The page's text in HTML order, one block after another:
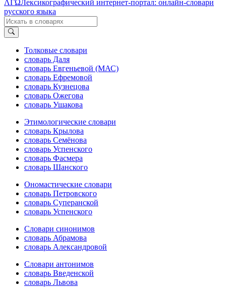
ΛΓΩЛексикографический интернет-портал: онлайн-словари
русского языка
Толковые словари
словарь Даля
словарь Евгеньевой (МАС)
словарь Ефремовой
словарь Кузнецова
словарь Ожегова
словарь Ушакова
Этимологические словари
словарь Крылова
словарь Семёнова
словарь Успенского
словарь Фасмера
словарь Шанского
Ономастические словари
словарь Петровского
словарь Суперанской
словарь Успенского
Словари синонимов
словарь Абрамова
словарь Александровой
Словари антонимов
словарь Введенской
словарь Львова